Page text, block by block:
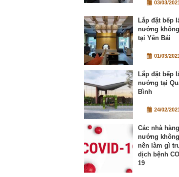
03/03/
Lắp đặt bếp
nướng
tại Yên Bái
01/03/
Lắp đặt bếp
nướng tại
Bình
24/02/
Các nhà
nướng
nên làm gì
dịch bệnh
19